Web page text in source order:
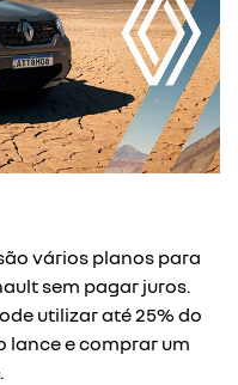
vários planos para
sem pagar juros.
utilizar até 25% do
lance e comprar um